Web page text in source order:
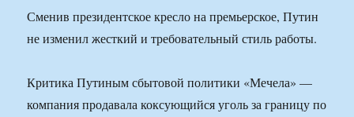
Сменив президентское кресло на премьерское, Путин
не изменил жесткий и требовательный стиль работы.
Критика Путиным сбытовой политики «Мечела» —
компания продавала коксующийся уголь за границу по